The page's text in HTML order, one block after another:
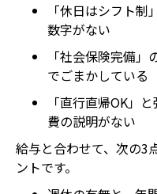
「休日はシフト
数字がない
「社会保険完備」
でごまかしている
「直行直帰OK」
費の説明がない
給与と合わせて、次の3
ントです。